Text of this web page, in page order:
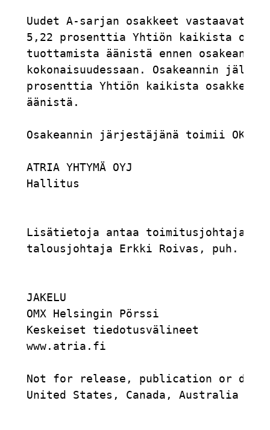
Uudet A-sarjan osakkeet vastaavat
5,22 prosenttia Yhtiön kaikista
tuottamista äänistä ennen
kokonaisuudessaan. Osakeannin
prosenttia Yhtiön kaikista
äänistä.
Osakeannin järjestäjänä toimii OKO
ATRIA YHTYMÄ OYJ
Hallitus
Lisätietoja antaa toimitusjohtaja
talousjohtaja Erkki Roivas, puh. 0400
JAKELU
OMX Helsingin Pörssi
Keskeiset tiedotusvälineet
www.atria.fi
Not for release, publication or
United States, Canada, Australia or